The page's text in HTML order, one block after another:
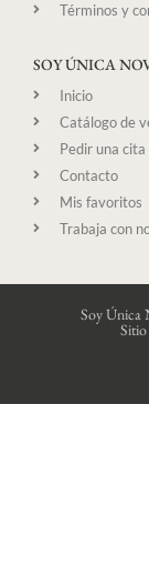
Términos y
SOY ÚNICA
Inicio
Catálogo de
Pedir una cita
Contacto
Mis favoritos
Trabaja con
Soy Única